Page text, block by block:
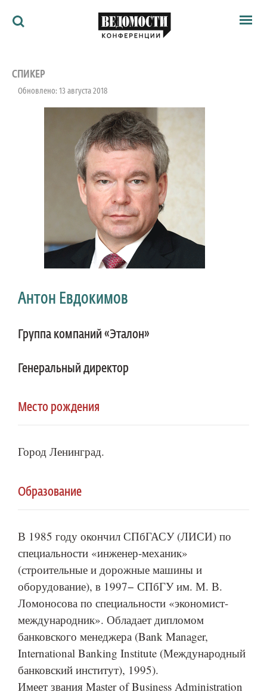
Архив
Ведомости
Как потратить
СПИКЕР
Обновлено: 13 августа 2018
Антон Евдокимов
Группа компаний «Эталон»
Генеральный директор
Место рождения
Город Ленинград.
Образование
В 1985 году окончил СПбГАСУ (ЛИСИ) по
специальности «инженер-механик»
(строительные и дорожные машины и
оборудование), в 1997− СПбГУ им. М. В.
Ломоносова по специальности «экономист-
международник». Обладает дипломом
банковского менеджера (Bank Manager,
International Banking Institute (Международный
банковский институт), 1995).
Имеет звания Master of Business Administration